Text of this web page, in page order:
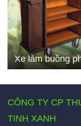
Xe làm buồng
CÔNG TY CP
TINH XANH